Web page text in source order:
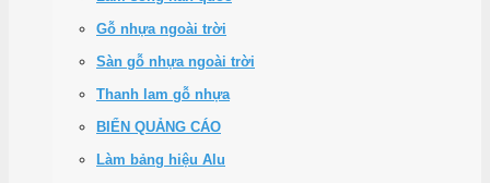
Gỗ nhựa ngoài trời
Sàn gỗ nhựa ngoài trời
Thanh lam gỗ nhựa
BIỂN QUẢNG CÁO
Làm bảng hiệu Alu